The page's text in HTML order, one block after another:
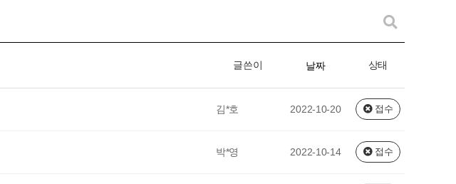
글쓴이 날짜 상태
김*호 2022-10-20 접수
박*영 2022-10-14 접수